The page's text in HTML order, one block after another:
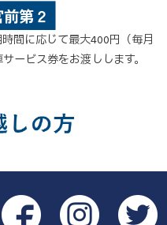
間に応じて最大400円（毎月
ービス券をお渡しします。